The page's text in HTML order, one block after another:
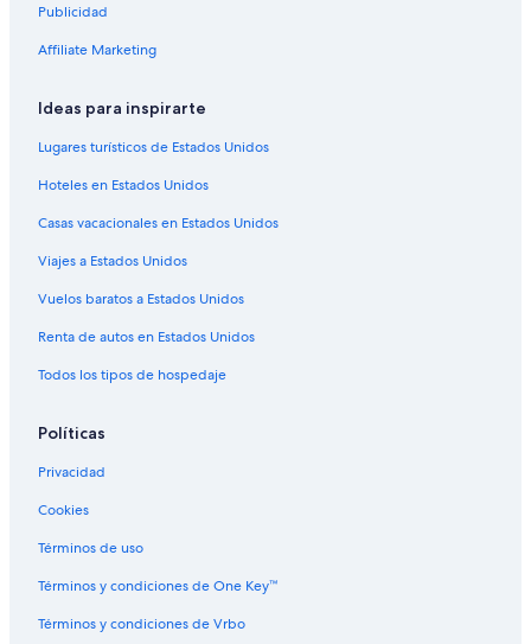
Hoteles en la playa en Diamante
Hoteles baratos en Diamante
Hoteles boutique en Diamante
Hoteles con desayuno incluido en Diamante
Hoteles con estacionamiento en Diamante
Cabañas en Llano Largo
Casas de huéspedes en Llano Largo
Resorts en Llano Largo
Publicidad
Affiliate Marketing
Ideas para inspirarte
Lugares turísticos de Estados Unidos
Hoteles en Estados Unidos
Casas vacacionales en Estados Unidos
Viajes a Estados Unidos
Vuelos baratos a Estados Unidos
Renta de autos en Estados Unidos
Todos los tipos de hospedaje
Políticas
Privacidad
Cookies
Términos de uso
Términos y condiciones de One Key™
Términos y condiciones de Vrbo